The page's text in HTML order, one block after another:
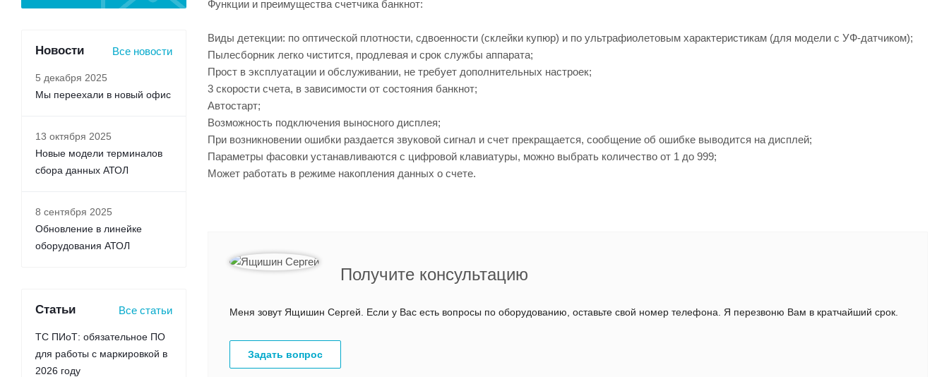
Функции и преимущества счетчика банкнот:
Виды детекции: по оптической плотности, сдвоенности (склейки купюр) и по ультрафиолетовым характеристикам (для модели с УФ-датчиком);
Пылесборник легко чистится, продлевая и срок службы аппарата;
Прост в эксплуатации и обслуживании, не требует дополнительных настроек;
3 скорости счета, в зависимости от состояния банкнот;
Автостарт;
Возможность подключения выносного дисплея;
При возникновении ошибки раздается звуковой сигнал и счет прекращается, сообщение об ошибке выводится на дисплей;
Параметры фасовки устанавливаются с цифровой клавиатуры, можно выбрать количество от 1 до 999;
Может работать в режиме накопления данных о счете.
Получите консультацию
Меня зовут Ящишин Сергей. Если у Вас есть вопросы по оборудованию, оставьте свой номер телефона. Я перезвоню Вам в кратчайший срок.
Задать вопрос
Новости Все новости
5 декабря 2025
Мы переехали в новый офис
13 октября 2025
Новые модели терминалов
сбора данных АТОЛ
8 сентября 2025
Обновление в линейке
оборудования АТОЛ
Статьи Все статьи
ТС ПИоТ: обязательное ПО
для работы с маркировкой в
2026 году